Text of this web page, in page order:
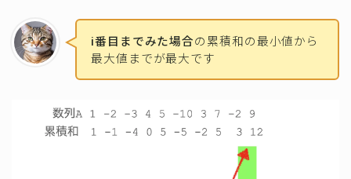
i番目までみた場合の累積和の最小値から
最大値までが最大です